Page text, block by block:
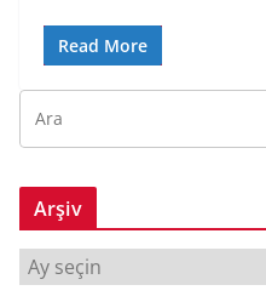
Read More
Arşiv